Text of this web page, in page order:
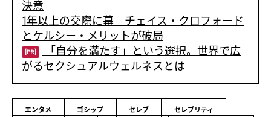
決意
1年以上の交際に幕 チェイス・クロフォード
とケルシー・メリットが破局
[PR]
「自分を満たす」という選択。世界で広
がるセクシュアルウェルネスとは
エンタメ ゴシップ セレブ
セレブリティ